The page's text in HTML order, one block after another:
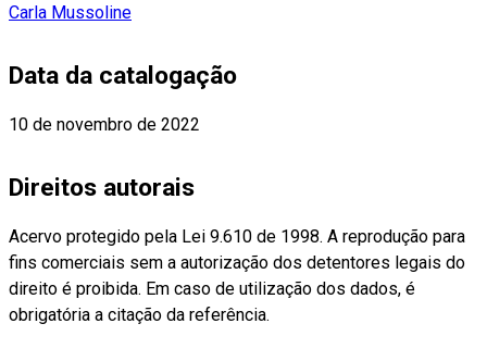
Carla Mussoline
Data da catalogação
10 de novembro de 2022
Direitos autorais
Acervo protegido pela Lei 9.610 de 1998. A reprodução para
fins comerciais sem a autorização dos detentores legais do
direito é proibida. Em caso de utilização dos dados, é
obrigatória a citação da referência.